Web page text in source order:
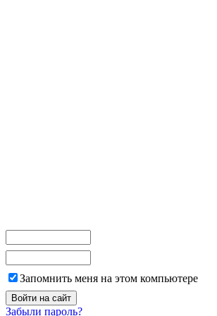
Запомнить меня на этом компьютере
Забыли пароль?